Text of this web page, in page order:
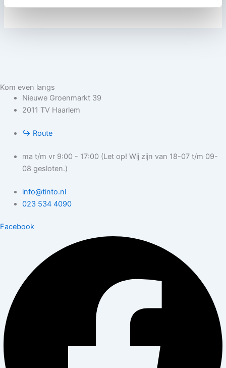
Kom even langs
Nieuwe Groenmarkt 39
2011 TV Haarlem
↪︎ Route
ma t/m vr 9:00 - 17:00 (Let op! Wij zijn van 18-07 t/m 09-
08 gesloten.)
info@tinto.nl
023 534 4090
Facebook